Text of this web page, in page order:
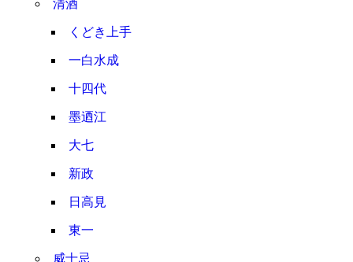
清酒
くどき上手
一白水成
十四代
墨迺江
大七
新政
日高見
東一
威士忌